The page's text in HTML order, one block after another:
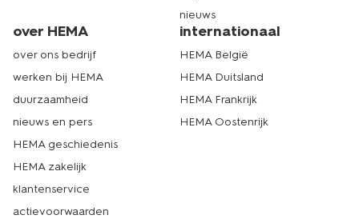
nieuws
over HEMA
over ons bedrijf
werken bij HEMA
duurzaamheid
nieuws en pers
HEMA geschiedenis
HEMA zakelijk
klantenservice
actievoorwaarden
internationaal
HEMA België
HEMA Duitsland
HEMA Frankrijk
HEMA Oostenrijk